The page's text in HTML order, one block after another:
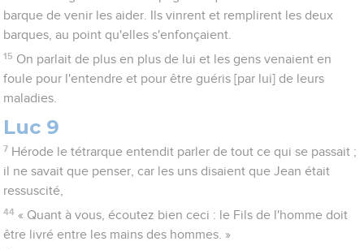
barque de venir les aider. Ils vinrent et remplirent les deux
barques, au point qu'elles s'enfonçaient.
15 On parlait de plus en plus de lui et les gens venaient en
foule pour l'entendre et pour être guéris [par lui] de leurs
maladies.
Luc 9
7 Hérode le tétrarque entendit parler de tout ce qui se passait ;
il ne savait que penser, car les uns disaient que Jean était
ressuscité,
44 « Quant à vous, écoutez bien ceci : le Fils de l'homme doit
être livré entre les mains des hommes. »